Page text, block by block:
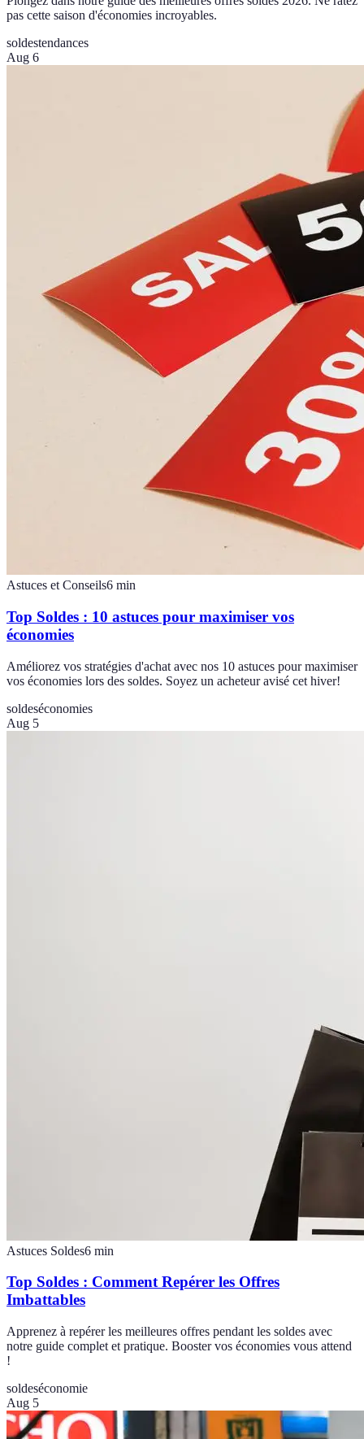
pas cette saison d'économies incroyables.
soldestendances
Aug 6
Astuces et Conseils6 min
Top Soldes : 10 astuces pour maximiser vos
économies
Améliorez vos stratégies d'achat avec nos 10 astuces pour maximiser
vos économies lors des soldes. Soyez un acheteur avisé cet hiver!
soldeséconomies
Aug 5
Astuces Soldes6 min
Top Soldes : Comment Repérer les Offres
Imbattables
Apprenez à repérer les meilleures offres pendant les soldes avec
notre guide complet et pratique. Booster vos économies vous attend
!
soldeséconomie
Aug 5